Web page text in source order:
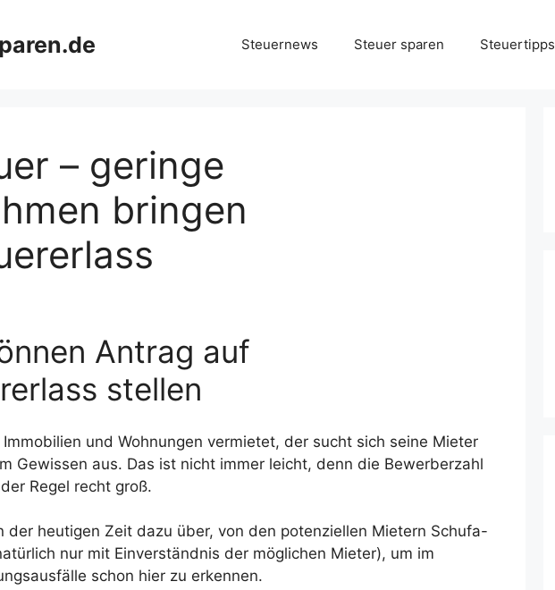
Steuernews Steuer sparen Steuertipps
– geringe
bringen
Antrag auf
stellen
Immobilien und Wohnungen vermietet, der sucht sich seine Mieter
Gewissen aus. Das ist nicht immer leicht, denn die Bewerberzahl
Regel recht groß.
der heutigen Zeit dazu über, von den potenziellen Mietern Schufa-
nur mit Einverständnis der möglichen Mieter), um im
schon hier zu erkennen.